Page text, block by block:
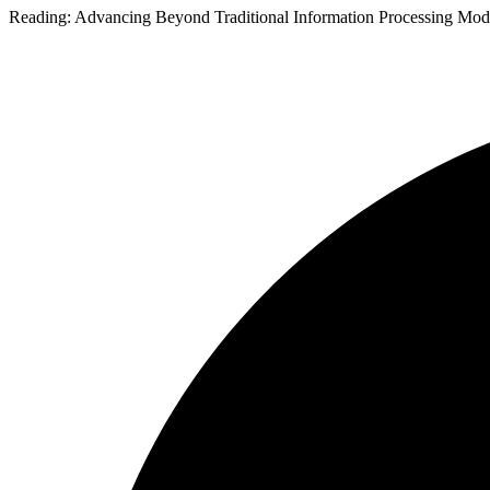
Reading: Advancing Beyond Traditional Information Processing